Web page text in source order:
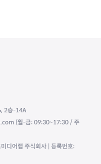
2층-14A
(월-금: 09:30~17:30 / 주
디어랩 주식회사 | 등록번호: